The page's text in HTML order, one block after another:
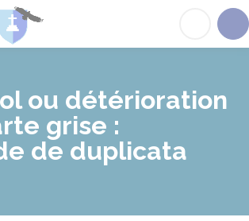
ou détérioration
grise :
de duplicata